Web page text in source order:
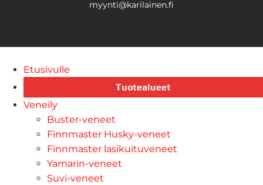
myynti@karilainen.fi
Etusivulle
Tuotealueet
Veneily
Buster-veneet
Finnmaster Husky-veneet
Finnmaster lasikuituveneet
Yamarin-veneet
Suvi-veneet